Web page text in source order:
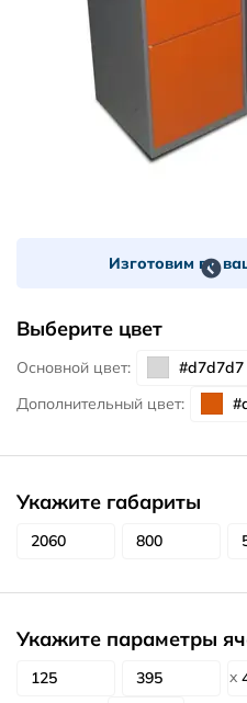
Изготовим по
Выберите цвет
Основной цвет:
Дополнительный цвет:
Укажите габариты
Укажите параметры